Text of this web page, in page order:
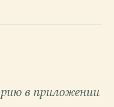
в приложении